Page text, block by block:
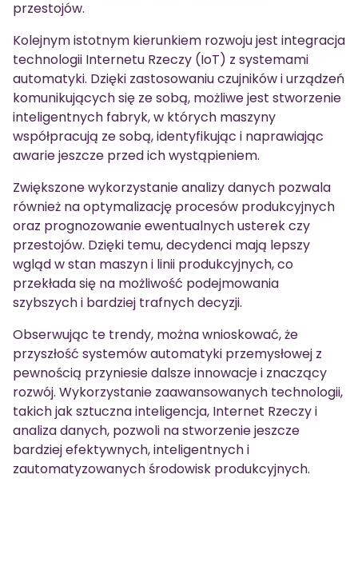
przestojów.
Kolejnym istotnym kierunkiem rozwoju jest integracja
technologii Internetu Rzeczy (IoT) z systemami
automatyki. Dzięki zastosowaniu czujników i urządzeń
komunikujących się ze sobą, możliwe jest stworzenie
inteligentnych fabryk, w których maszyny
współpracują ze sobą, identyfikując i naprawiając
awarie jeszcze przed ich wystąpieniem.
Zwiększone wykorzystanie analizy danych pozwala
również na optymalizację procesów produkcyjnych
oraz prognozowanie ewentualnych usterek czy
przestojów. Dzięki temu, decydenci mają lepszy
wgląd w stan maszyn i linii produkcyjnych, co
przekłada się na możliwość podejmowania
szybszych i bardziej trafnych decyzji.
Obserwując te trendy, można wnioskować, że
przyszłość systemów automatyki przemysłowej z
pewnością przyniesie dalsze innowacje i znaczący
rozwój. Wykorzystanie zaawansowanych technologii,
takich jak sztuczna inteligencja, Internet Rzeczy i
analiza danych, pozwoli na stworzenie jeszcze
bardziej efektywnych, inteligentnych i
zautomatyzowanych środowisk produkcyjnych.